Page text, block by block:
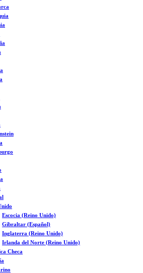
Escocia (Reino Unido)
Gibraltar (Español)
Inglaterra (Reino Unido)
Irlanda del Norte (Reino Unido)
Checa